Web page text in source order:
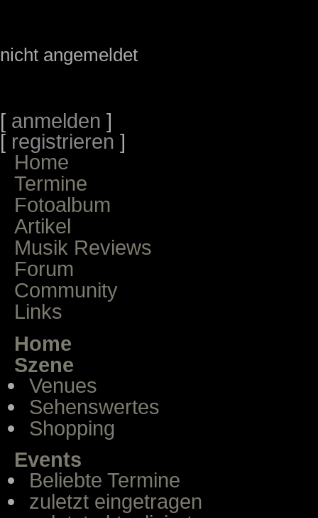
nicht angemeldet
[ anmelden ]
[ registrieren ]
Home
Termine
Fotoalbum
Artikel
Musik Reviews
Forum
Community
Links
Home
Szene
Venues
Sehenswertes
Shopping
Events
Beliebte Termine
zuletzt eingetragen